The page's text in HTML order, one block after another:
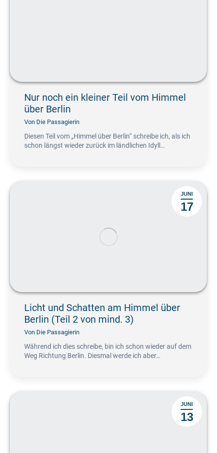
Nur noch ein kleiner Teil vom Himmel
über Berlin
Von Die Passagierin
Diesen Teil vom „Himmel über Berlin“ schreibe ich, als ich
schon längst wieder zurück im ländlichen Idyll…
JUNI
17
Licht und Schatten am Himmel über
Berlin (Teil 2 von mind. 3)
Von Die Passagierin
Während ich dies schreibe, bin ich schon wieder auf dem
Weg Richtung Berlin. Diesmal werde ich aber…
JUNI
13